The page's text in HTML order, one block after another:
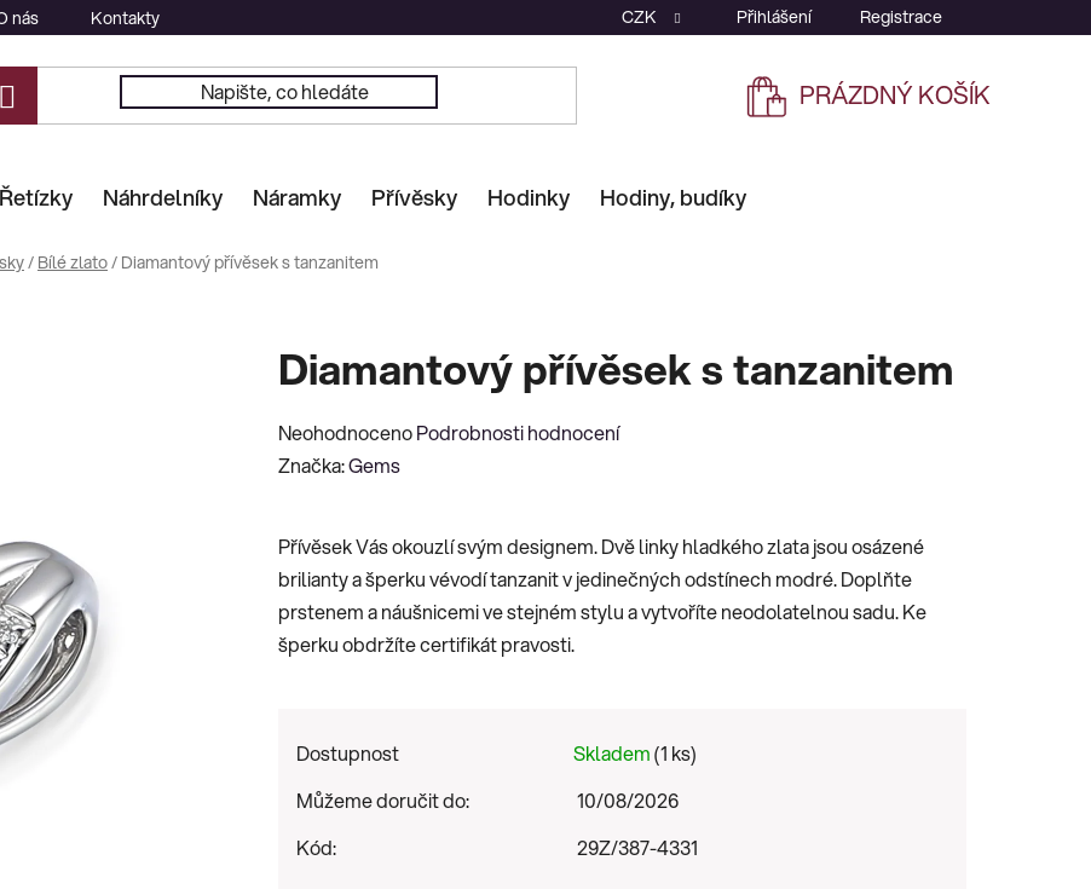
nás Kontakty CZK Přihlášení Registrace
NÁKUPNÍ
PRÁZDNÝ KOŠÍK
Řetízky Náhrdelníky Náramky Přívěsky Hodinky Hodiny, budíky
/ Bílé zlato/ Diamantový přívěsek s tanzanitem
Diamantový přívěsek s tanzanitem
Průměrné
hodnocení
0,0
z
5
hvězdiček.
NeohodnocenoPodrobnosti hodnocení
Značka:Gems
Přívěsek Vás okouzlí svým designem. Dvě linky hladkého zlata jsou osázené
brilianty a šperku vévodí tanzanit v jedinečných odstínech modré. Doplňte
prstenem a náušnicemi ve stejném stylu a vytvoříte neodolatelnou sadu. Ke
šperku obdržíte certifikát pravosti.
Dostupnost Skladem(1 ks)
Můžeme doručit do:
10/08/2026
Kód:
29Z/387-4331